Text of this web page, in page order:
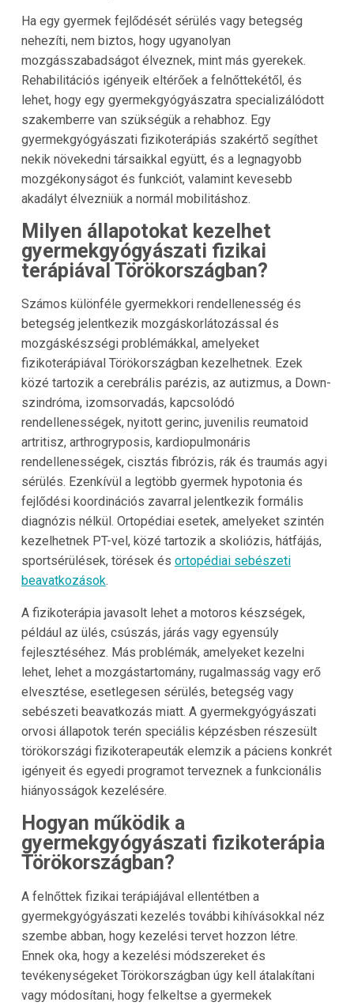
Ha egy gyermek fejlődését sérülés vagy betegség
nehezíti, nem biztos, hogy ugyanolyan
mozgásszabadságot élveznek, mint más gyerekek.
Rehabilitációs igényeik eltérőek a felnőttekétől, és
lehet, hogy egy gyermekgyógyászatra specializálódott
szakemberre van szükségük a rehabhoz. Egy
gyermekgyógyászati fizikoterápiás szakértő segíthet
nekik növekedni társaikkal együtt, és a legnagyobb
mozgékonyságot és funkciót, valamint kevesebb
akadályt élvezniük a normál mobilitáshoz.
Milyen állapotokat kezelhet
gyermekgyógyászati fizikai
terápiával Törökországban?
Számos különféle gyermekkori rendellenesség és
betegség jelentkezik mozgáskorlátozással és
mozgáskészségi problémákkal, amelyeket
fizikoterápiával Törökországban kezelhetnek. Ezek
közé tartozik a cerebrális parézis, az autizmus, a Down-
szindróma, izomsorvadás, kapcsolódó
rendellenességek, nyitott gerinc, juvenilis reumatoid
artritisz, arthrogryposis, kardiopulmonáris
rendellenességek, cisztás fibrózis, rák és traumás agyi
sérülés. Ezenkívül a legtöbb gyermek hypotonia és
fejlődési koordinációs zavarral jelentkezik formális
diagnózis nélkül. Ortopédiai esetek, amelyeket szintén
kezelhetnek PT-vel, közé tartozik a skoliózis, hátfájás,
sportsérülések, törések és ortopédiai sebészeti
beavatkozások.
A fizikoterápia javasolt lehet a motoros készségek,
például az ülés, csúszás, járás vagy egyensúly
fejlesztéséhez. Más problémák, amelyeket kezelni
lehet, lehet a mozgástartomány, rugalmasság vagy erő
elvesztése, esetlegesen sérülés, betegség vagy
sebészeti beavatkozás miatt. A gyermekgyógyászati
orvosi állapotok terén speciális képzésben részesült
törökországi fizikoterapeuták elemzik a páciens konkrét
igényeit és egyedi programot terveznek a funkcionális
hiányosságok kezelésére.
Hogyan működik a
gyermekgyógyászati fizikoterápia
Törökországban?
A felnőttek fizikai terápiájával ellentétben a
gyermekgyógyászati kezelés további kihívásokkal néz
szembe abban, hogy kezelési tervet hozzon létre.
Ennek oka, hogy a kezelési módszereket és
tevékenységeket Törökországban úgy kell átalakítani
vagy módosítani, hogy felkeltse a gyermekek